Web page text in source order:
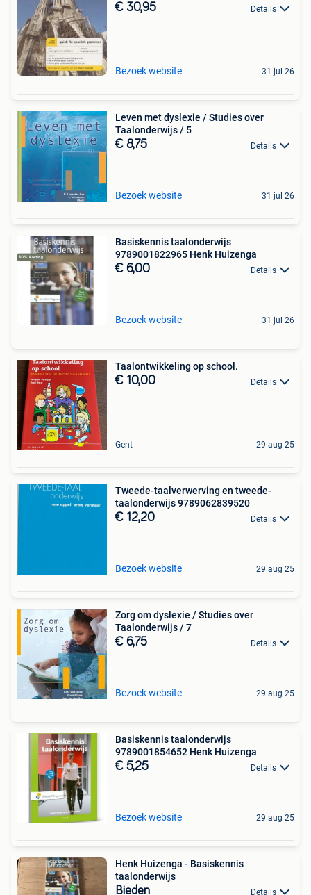
€ 30,95 Details
Bezoek website 31 jul 26
Leven met dyslexie / Studies over
Taalonderwijs / 5
€ 8,75 Details
Bezoek website 31 jul 26
Basiskennis taalonderwijs
9789001822965 Henk Huizenga
€ 6,00 Details
Bezoek website 31 jul 26
Taalontwikkeling op school.
€ 10,00 Details
Gent 29 aug 25
Tweede-taalverwerving en tweede-
taalonderwijs 9789062839520
€ 12,20 Details
Bezoek website 29 aug 25
Zorg om dyslexie / Studies over
Taalonderwijs / 7
€ 6,75 Details
Bezoek website 29 aug 25
Basiskennis taalonderwijs
9789001854652 Henk Huizenga
€ 5,25 Details
Bezoek website 29 aug 25
Henk Huizenga - Basiskennis
taalonderwijs
Bieden Details